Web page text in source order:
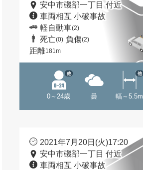
安中市磯部一丁目 付近
車両相互 小破事故
軽自動車(2)
死亡(0) 負傷(2)
距離181m
0～24歳
他
曇 幅～5.5m
他
2021年7月20日(火)17:20
安中市磯部一丁目 付近
車両相互 小破事故